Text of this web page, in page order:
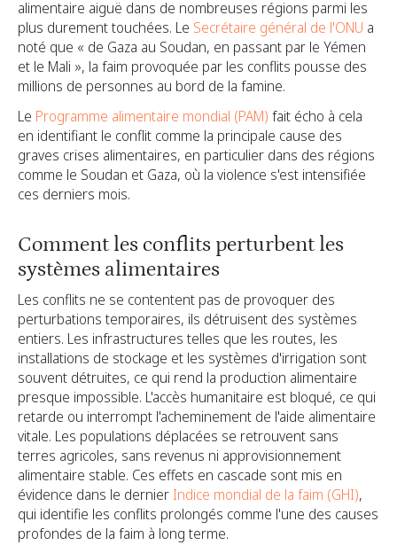
alimentaire aiguë dans de nombreuses régions parmi les
plus durement touchées. Le Secrétaire général de l'ONU a
noté que « de Gaza au Soudan, en passant par le Yémen
et le Mali », la faim provoquée par les conflits pousse des
millions de personnes au bord de la famine.
Le Programme alimentaire mondial (PAM) fait écho à cela
en identifiant le conflit comme la principale cause des
graves crises alimentaires, en particulier dans des régions
comme le Soudan et Gaza, où la violence s'est intensifiée
ces derniers mois.
Comment les conflits perturbent les
systèmes alimentaires
Les conflits ne se contentent pas de provoquer des
perturbations temporaires, ils détruisent des systèmes
entiers. Les infrastructures telles que les routes, les
installations de stockage et les systèmes d'irrigation sont
souvent détruites, ce qui rend la production alimentaire
presque impossible. L'accès humanitaire est bloqué, ce qui
retarde ou interrompt l'acheminement de l'aide alimentaire
vitale. Les populations déplacées se retrouvent sans
terres agricoles, sans revenus ni approvisionnement
alimentaire stable. Ces effets en cascade sont mis en
évidence dans le dernier Indice mondial de la faim (GHI),
qui identifie les conflits prolongés comme l'une des causes
profondes de la faim à long terme.